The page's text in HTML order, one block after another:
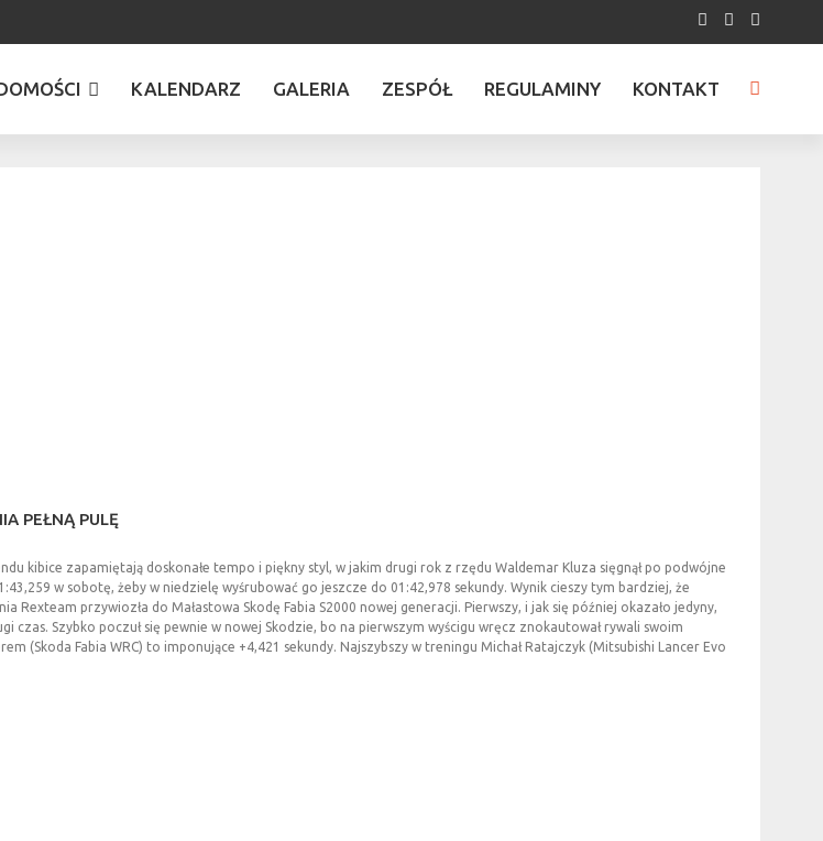
KALENDARZ GALERIA ZESPÓŁ REGULAMINY KONTAKT
PEŁNĄ PULĘ
kibice zapamiętają doskonałe tempo i piękny styl, w jakim drugi rok z rzędu Waldemar Kluza sięgnął po podwójne
w sobotę, żeby w niedzielę wyśrubować go jeszcze do 01:42,978 sekundy. Wynik cieszy tym bardziej, że
przywiozła do Małastowa Skodę Fabia S2000 nowej generacji. Pierwszy, i jak się później okazało jedyny,
Szybko poczuł się pewnie w nowej Skodzie, bo na pierwszym wyścigu wręcz znokautował rywali swoim
(Skoda Fabia WRC) to imponujące +4,421 sekundy. Najszybszy w treningu Michał Ratajczyk (Mitsubishi Lancer Evo